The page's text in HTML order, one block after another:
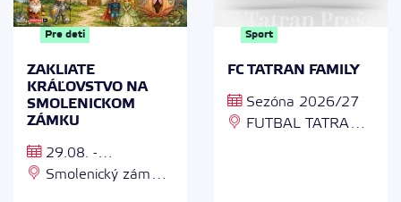
Pre deti
ZAKLIATE
KRÁĽOVSTVO NA
SMOLENICKOM
ZÁMKU
29.08. -
30.08.2026 od 10:00
Smolenický zámok,
Sport
FC TATRAN FAMILY
Sezóna 2026/27
FUTBAL TATRAN